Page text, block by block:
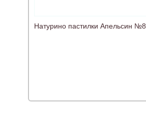
Натурино пастилки Апельсин №8